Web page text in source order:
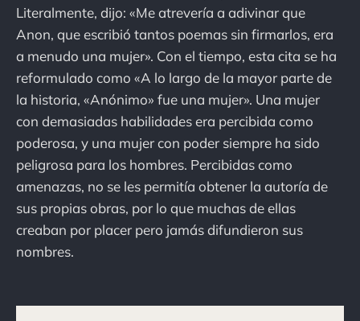
Literalmente, dijo: «Me atrevería a adivinar que
Anon, que escribió tantos poemas sin firmarlos, era
a menudo una mujer». Con el tiempo, esta cita se ha
reformulado como «A lo largo de la mayor parte de
la historia, «Anónimo» fue una mujer». Una mujer
con demasiadas habilidades era percibida como
poderosa, y una mujer con poder siempre ha sido
peligrosa para los hombres. Percibidas como
amenazas, no se les permitía obtener la autoría de
sus propias obras, por lo que muchas de ellas
creaban por placer pero jamás difundieron sus
nombres.